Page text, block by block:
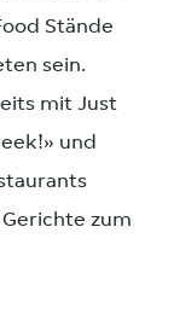
Stände
sein.
mit Just
und
zum